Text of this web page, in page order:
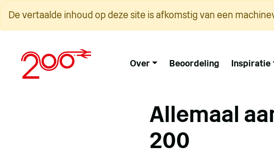
naar
inhoud
De vertaalde inhoud op deze site is afkomstig van een
Over Beoordeling Inspiratie
Allemaal
200